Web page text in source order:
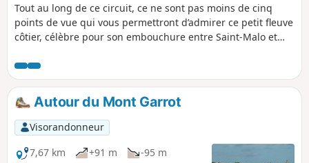
Tout au long de ce circuit, ce ne sont pas moins de cinq
points de vue qui vous permettront d’admirer ce petit fleuve
côtier, célèbre pour son embouchure entre Saint-Malo et
l'avoir longé d'abord en eau douce puis en eau salée, vous
finirez votre circuit en empruntant des chemins creux qui
vous conduiront à un monument cinq fois millénaire.
Autour du Mont Garrot
Visorandonneur
7,67 km
+91 m
-95 m